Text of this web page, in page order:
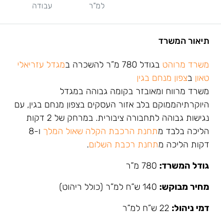
למ"ר
עבודה
תיאור המשרד
משרד מרוהט בגודל 780 מ”ר להשכרה ב
מגדל עזריאלי
טאון בצפון מנחם בגין
משרד מרווח ומאובזר בקומה גבוהה במגדל
היוקרתיהממוקם בלב אזור העסקים בצפון מנחם בגין, עם
נגישות גבוהה לתחבורה ציבורית. במרחק של 2 דקות
הליכה בלבד מתחנת הרכבת הקלה שאול המלך
ו-8
דקות הליכה מתחנת רכבת השלום.
גודל המשרד:
מחיר מבוקש:
דמי ניהול: